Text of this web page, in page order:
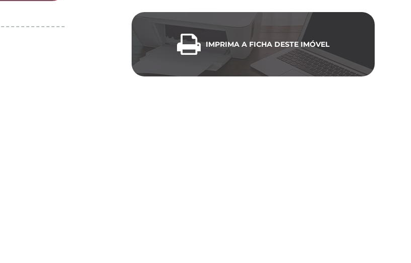
IMPRIMA A FICHA DESTE IMÓVEL